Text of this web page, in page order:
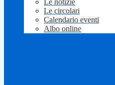
Le notizie
Le circolari
Calendario eventi
Albo online